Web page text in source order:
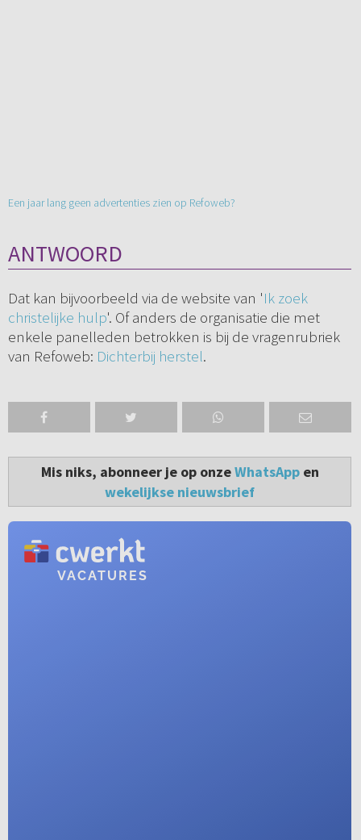
Een jaar lang geen advertenties zien op Refoweb?
ANTWOORD
Dat kan bijvoorbeeld via de website van 'Ik zoek
christelijke hulp'. Of anders de organisatie die met
enkele panelleden betrokken is bij de vragenrubriek
van Refoweb: Dichterbij herstel.
Mis niks, abonneer je op onzeWhatsAppen
wekelijkse nieuwsbrief